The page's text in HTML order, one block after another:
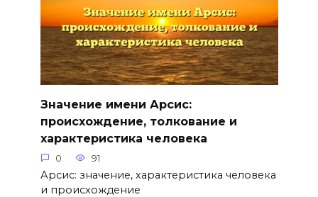
Значение имени Арсис:
происхождение, толкование и
характеристика человека
0 91
Арсис: значение, характеристика человека
и происхождение